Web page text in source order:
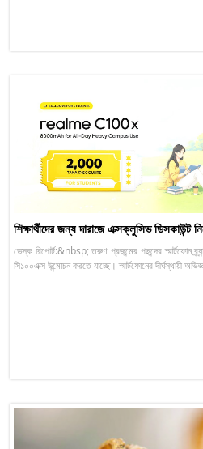
শিক্ষার্থীদের জন্য দারাজে এক্সক্লুসিভ
ডেস্ক রিপোর্ট:&nbsp; তরুণ প্রজন্মের পছন্দের স্মার্টফোন
সি১০০এক্স উন্মোচন করতে যাচ্ছে। স্মার্টফোনের দীর্ঘস্থায়ী